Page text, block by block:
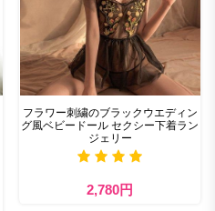
フラワー刺繍のブラックウエディン
グ風ベビードール セクシー下着ラン
ジェリー
2,780円